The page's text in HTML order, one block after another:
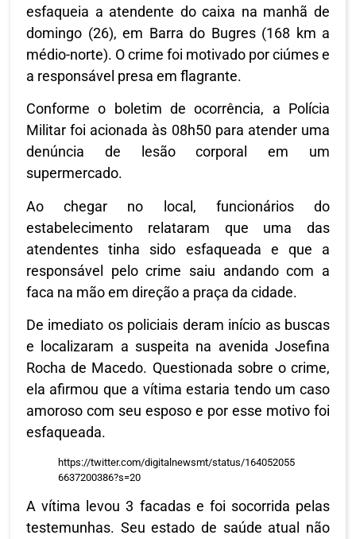
esfaqueia a atendente do caixa na manhã de
domingo (26), em Barra do Bugres (168 km a
médio-norte). O crime foi motivado por ciúmes e
a responsável presa em flagrante.
Conforme o boletim de ocorrência, a Polícia
Militar foi acionada às 08h50 para atender uma
denúncia de lesão corporal em um
supermercado.
Ao chegar no local, funcionários do
estabelecimento relataram que uma das
atendentes tinha sido esfaqueada e que a
responsável pelo crime saiu andando com a
faca na mão em direção a praça da cidade.
De imediato os policiais deram início as buscas
e localizaram a suspeita na avenida Josefina
Rocha de Macedo. Questionada sobre o crime,
ela afirmou que a vítima estaria tendo um caso
amoroso com seu esposo e por esse motivo foi
esfaqueada.
https://twitter.com/digitalnewsmt/status/164052055
6637200386?s=20
A vítima levou 3 facadas e foi socorrida pelas
testemunhas. Seu estado de saúde atual não